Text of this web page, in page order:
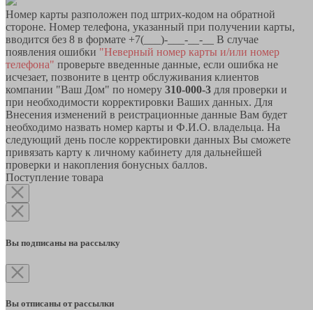
Номер карты разположен под штрих-кодом на обратной
стороне. Номер телефона, указанный при получении карты,
вводится без 8 в формате +7(___)-___-__-__ В случае
появления ошибки "Неверный номер карты и/или номер
телефона" проверьте введенные данные, если ошибка не
исчезает, позвоните в центр обслуживания клиентов
компании "Ваш Дом" по номеру 310-000-3 для проверки и
при необходимости корректировки Ваших данных. Для
Внесения изменений в реистрационные данные Вам будет
необходимо назвать номер карты и Ф.И.О. владельца. На
следующий день после корректировки данных Вы сможете
привязать карту к личному кабинету для дальнейшей
проверки и накопления бонусных баллов.
Поступление товара
Вы подписаны на рассылку
Вы отписаны от рассылки